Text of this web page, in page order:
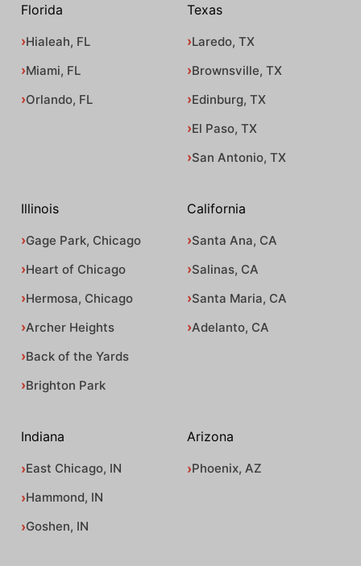
Florida
Hialeah, FL
Miami, FL
Orlando, FL
Texas
Laredo, TX
Brownsville, TX
Edinburg, TX
El Paso, TX
San Antonio, TX
Illinois
Gage Park, Chicago
Heart of Chicago
Hermosa, Chicago
Archer Heights
Back of the Yards
Brighton Park
California
Santa Ana, CA
Salinas, CA
Santa Maria, CA
Adelanto, CA
Indiana
East Chicago, IN
Hammond, IN
Goshen, IN
Arizona
Phoenix, AZ